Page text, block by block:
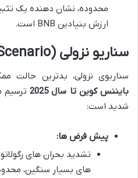
محدوده، نشان دهنده یک
ارزش بنیادین BNB است.
سناریو نزولی (Bearish Scenario)
سناریوی نزولی، بدترین حالت
بایننس کوین تا سال 2025
ترسیم
شدید است:
پیش فرض ها:
تشدید بحران های
های بسیار سنگین،